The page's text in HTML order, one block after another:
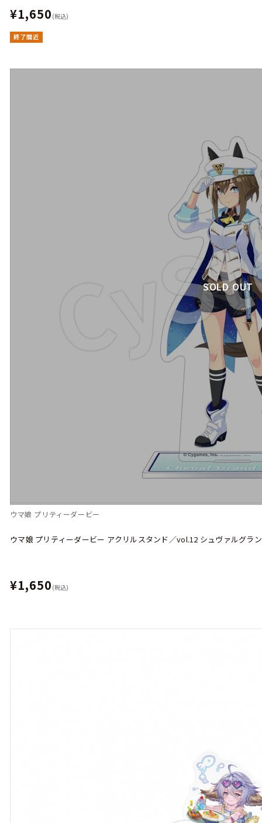
¥1,650 (税込)
終了間近
SOLD OUT
ウマ娘 プリティーダービー
ウマ娘 プリティーダービー アクリルスタンド／vol.12 シュヴァルグラン
¥1,650 (税込)